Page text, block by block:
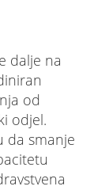
dalje na
od
odjel.
da smanje